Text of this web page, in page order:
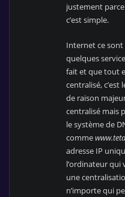
justement
c’est simple.
Internet ce sont
quelques
fait et que tout
centralisé, c’est
de raison
centralisé mais
le système de
comme
adresse IP
l’ordinateur qui
une
n’importe qui